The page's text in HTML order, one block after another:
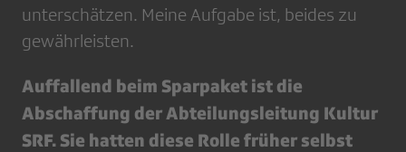
unterschätzen. Meine Aufgabe ist, beides zu
gewährleisten.
Auffallend beim Sparpaket ist die
Abschaffung der Abteilungsleitung Kultur
SRF. Sie hatten diese Rolle früher selbst